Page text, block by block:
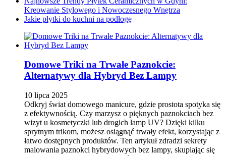
Kreowanie Stylowego i Nowoczesnego Wnętrza
Jakie płytki do kuchni na podłogę
Domowe Triki na Trwałe Paznokcie:
Alternatywy dla Hybryd Bez Lampy
10 lipca 2025
Odkryj świat domowego manicure, gdzie prostota spotyka się
z efektywnością. Czy marzysz o pięknych paznokciach bez
wizyt u kosmetyczki lub drogich lamp UV? Dzięki kilku
sprytnym trikom, możesz osiągnąć trwały efekt, korzystając z
łatwo dostępnych produktów. Ten artykuł zdradzi sekrety
malowania paznokci hybrydowych bez lampy, skupiając się